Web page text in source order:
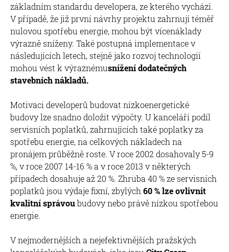
základním standardu developera, ze kterého vychází.
V případě, že již první návrhy projektu zahrnují téměř
nulovou spotřebu energie, mohou být vícenáklady
výrazně sníženy. Také postupná implementace v
následujících letech, stejně jako rozvoj technologií
mohou vést k výraznémusnížení dodatečných
stavebních nákladů.
Motivaci developerů budovat nízkoenergetické
budovy lze snadno doložit výpočty. U kanceláří podíl
servisních poplatků, zahrnujících také poplatky za
spotřebu energie, na celkových nákladech na
pronájem průběžně roste. V roce 2002 dosahovaly 5-9
%, v roce 2007 14-16 % a v roce 2013 v některých
případech dosahuje až 20 %. Zhruba 40 % ze servisních
poplatků jsou výdaje fixní, zbylých 60 % lze ovlivnit
kvalitní správoubudovy nebo právě nízkou spotřebou
energie.
V nejmodernějších a nejefektivnějších pražských